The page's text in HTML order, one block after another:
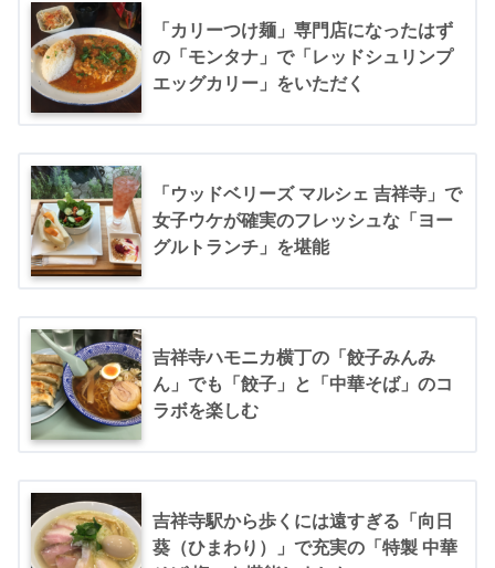
「カリーつけ麺」専門店になったはず
の「モンタナ」で「レッドシュリンプ
エッグカリー」をいただく
「ウッドベリーズ マルシェ 吉祥寺」で
女子ウケが確実のフレッシュな「ヨー
グルトランチ」を堪能
吉祥寺ハモニカ横丁の「餃子みんみ
ん」でも「餃子」と「中華そば」のコ
ラボを楽しむ
吉祥寺駅から歩くには遠すぎる「向日
葵（ひまわり）」で充実の「特製 中華